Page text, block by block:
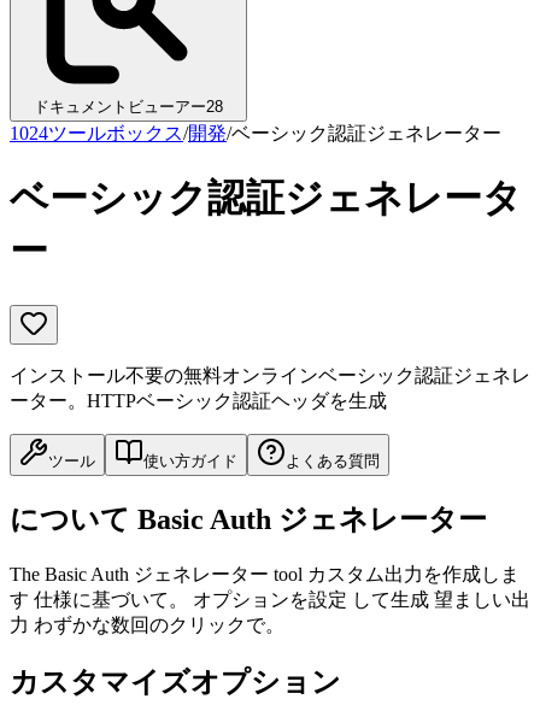
ドキュメントビューアー28
1024ツールボックス/開発/ベーシック認証ジェネレーター
ベーシック認証ジェネレータ
ー
インストール不要の無料オンラインベーシック認証ジェネレ
ーター。HTTPベーシック認証ヘッダを生成
ツール 使い方ガイド よくある質問
について Basic Auth ジェネレーター
The Basic Auth ジェネレーター tool カスタム出力を作成しま
す 仕様に基づいて。 オプションを設定 して生成 望ましい出
力 わずかな数回のクリックで。
カスタマイズオプション